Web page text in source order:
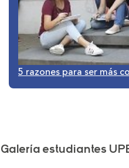
5 razones para ser más
Galería estudiantes